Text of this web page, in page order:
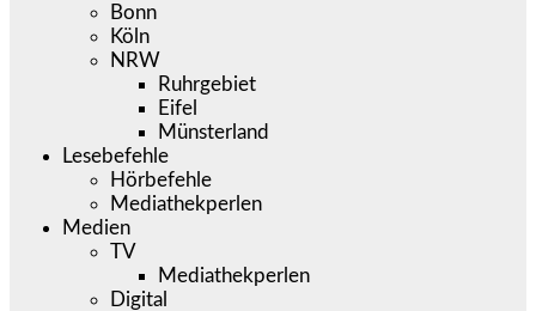
Bonn
Köln
NRW
Ruhrgebiet
Eifel
Münsterland
Lesebefehle
Hörbefehle
Mediathekperlen
Medien
TV
Mediathekperlen
Digital